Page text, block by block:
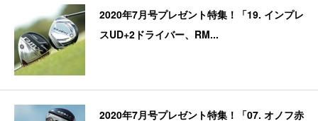
2020年7月号プレゼント特集！「19. インプレ
スUD+2ドライバー、RM...
2020年7月号プレゼント特集！「07. オノフ赤